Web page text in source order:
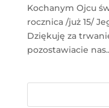
Kochanym Ojcu
rocznica /już 15/
Dziękuję za
pozostawiacie